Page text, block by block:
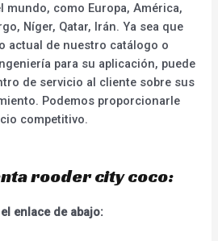
como Europa, América,
Níger, Qatar, Irán. Ya sea que
actual de nuestro catálogo o
para su aplicación, puede
de servicio al cliente sobre sus
Podemos proporcionarle
competitivo.
rooder city coco:
enlace de abajo: